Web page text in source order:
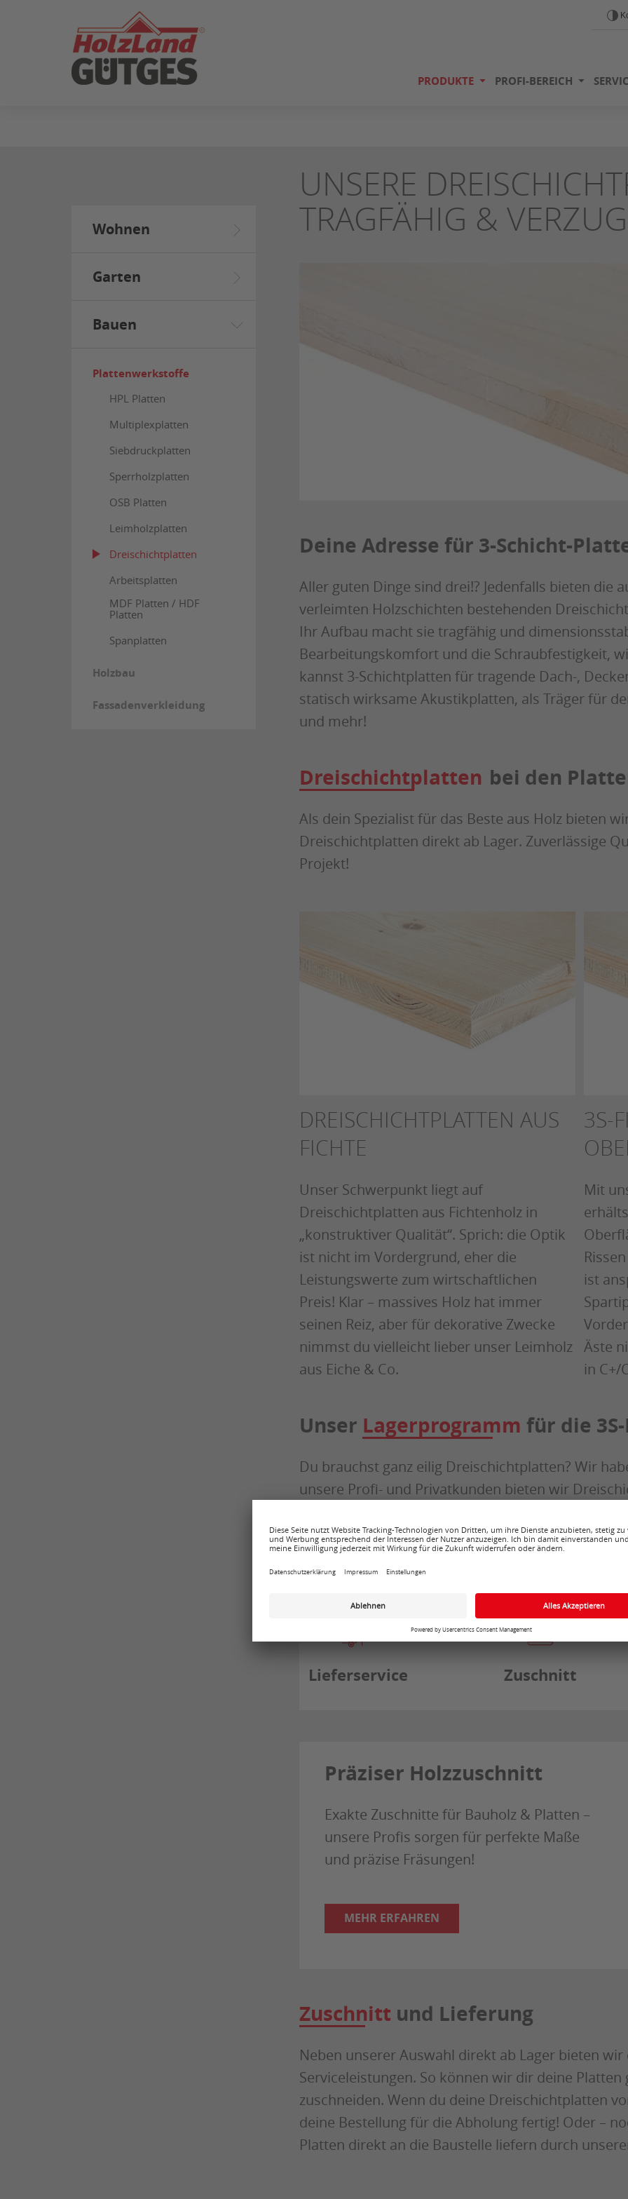
PRODUKTE PROFI-BEREICH
Wohnen
Garten
Bauen
Plattenwerkstoffe
HPL Platten
Multiplexplatten
Siebdruckplatten
Sperrholzplatten
OSB Platten
Leimholzplatten
Dreischichtplatten
Arbeitsplatten
MDF Platten / HDF
Platten
Spanplatten
Holzbau
Fassadenverkleidung
UNSERE
TRAGFÄHIG &
Deine Adresse für 3-Schicht-
Aller guten Dinge sind drei!? Jedenfalls bieten die
verleimten Holzschichten bestehenden
Ihr Aufbau macht sie tragfähig und
Bearbeitungskomfort und die Schraubfestigkeit,
kannst 3-Schichtplatten für tragende Dach-,
statisch wirksame Akustikplatten, als Träger für
und mehr!
Dreischichtplatten bei den
Als dein Spezialist für das Beste aus Holz bieten
Dreischichtplatten direkt ab Lager. Zuverlässige
Projekt!
DREISCHICHTPLATTEN AUS
FICHTE
Unser Schwerpunkt liegt auf
Dreischichtplatten aus Fichtenholz in
„konstruktiver Qualität“. Sprich: die Optik
ist nicht im Vordergrund, eher die
Leistungswerte zum wirtschaftlichen
Preis! Klar – massives Holz hat immer
seinen Reiz, aber für dekorative Zwecke
nimmst du vielleicht lieber unser Leimholz
aus Eiche & Co.
3S-
Mit
ist
Äste
in C+/
Unser Lagerprogramm für die
Du brauchst ganz eilig Dreischichtplatten? Wir
unsere Profi- und Privatkunden bieten wir
klassischen Stärken 19 mm und 27 mm, unsere
Das Format ist jeweils 5.000 x 2.050 mm –
Holzbau.
Lieferservice Zuschnitt
Präziser Holzzuschnitt
Exakte Zuschnitte für Bauholz & Platten –
unsere Profis sorgen für perfekte Maße
und präzise Fräsungen!
MEHR ERFAHREN
Zuschnitt und Lieferung
Neben unserer Auswahl direkt ab Lager bieten
Serviceleistungen. So können wir dir deine
zuschneiden. Wenn du deine Dreischichtplatten
deine Bestellung für die Abholung fertig! Oder –
Platten direkt an die Baustelle liefern durch